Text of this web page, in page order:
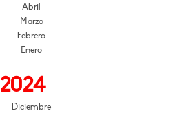
Abril
Marzo
Febrero
Enero
2024
Diciembre